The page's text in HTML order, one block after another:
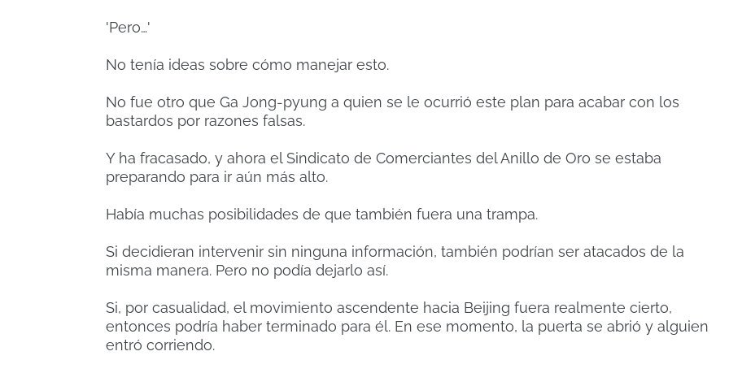
'Pero…'
No tenía ideas sobre cómo manejar esto.
No fue otro que Ga Jong-pyung a quien se le ocurrió este plan para acabar con los
bastardos por razones falsas.
Y ha fracasado, y ahora el Sindicato de Comerciantes del Anillo de Oro se estaba
preparando para ir aún más alto.
Había muchas posibilidades de que también fuera una trampa.
Si decidieran intervenir sin ninguna información, también podrían ser atacados de la
misma manera. Pero no podía dejarlo así.
Si, por casualidad, el movimiento ascendente hacia Beijing fuera realmente cierto,
entonces podría haber terminado para él. En ese momento, la puerta se abrió y alguien
entró corriendo.